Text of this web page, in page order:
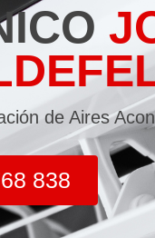
de Aires
838